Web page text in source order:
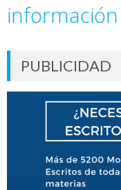
información
PUBLICIDAD